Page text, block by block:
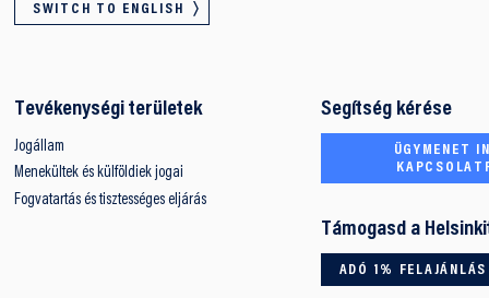
SWITCH TO ENGLISH
Tevékenységi területek
Jogállam
Menekültek és külföldiek jogai
Fogvatartás és tisztességes eljárás
Segítség kérése
ÜGYMENET
Támogasd a
ADÓ 1% FELAJÁNLÁS